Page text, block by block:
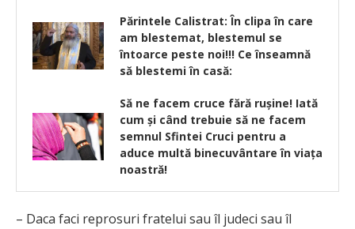
Părintele Calistrat: În clipa în care
am blestemat, blestemul se
întoarce peste noi!!! Ce înseamnă
să blestemi în casă:
Să ne facem cruce fără rușine! Iată
cum și când trebuie să ne facem
semnul Sfintei Cruci pentru a
aduce multă binecuvântare în viața
noastră!
– Daca faci reprosuri fratelui sau îl judeci sau îl